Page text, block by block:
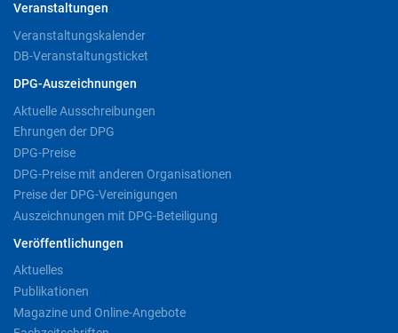
Veranstaltungen
Veranstaltungskalender
DB-Veranstaltungsticket
DPG-Auszeichnungen
Aktuelle Ausschreibungen
Ehrungen der DPG
DPG-Preise
DPG-Preise mit anderen Organisationen
Preise der DPG-Vereinigungen
Auszeichnungen mit DPG-Beteiligung
Veröffentlichungen
Aktuelles
Publikationen
Magazine und Online-Angebote